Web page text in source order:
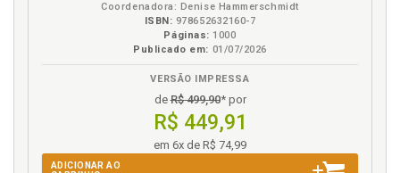
Coordenadora: Denise Hammerschmidt
ISBN: 978652632160-7
Páginas: 1000
Publicado em: 01/07/2026
VERSÃO IMPRESSA
deR$ 499,90* por
R$ 449,91
em 6x de R$ 74,99
ADICIONAR AO